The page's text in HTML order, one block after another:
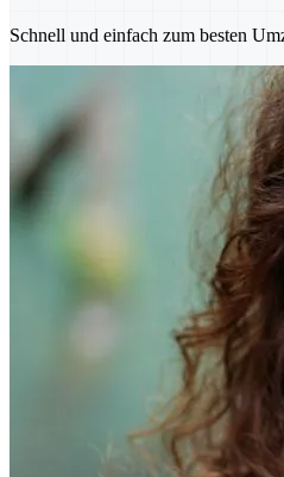
Schnell und einfach zum besten